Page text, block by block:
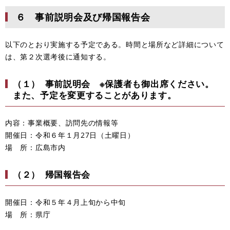
６ 事前説明会及び帰国報告会
以下のとおり実施する予定である。時間と場所など詳細について
は、第２次選考後に通知する。
（１） 事前説明会 ※保護者も御出席ください。
また、予定を変更することがあります。
内容：事業概要、訪問先の情報等
開催日：令和６年１月27日（土曜日）
場 所：広島市内
（２） 帰国報告会
開催日：令和５年４月上旬から中旬
場 所：県庁